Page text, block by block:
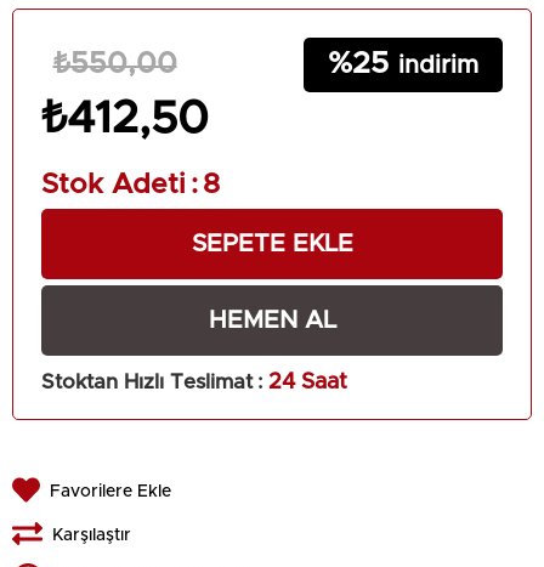
₺550,00
₺412,50
25
Stok Adeti : 8
Stoktan Hızlı Teslimat : 24 Saat
Favorilere Ekle
Karşılaştır